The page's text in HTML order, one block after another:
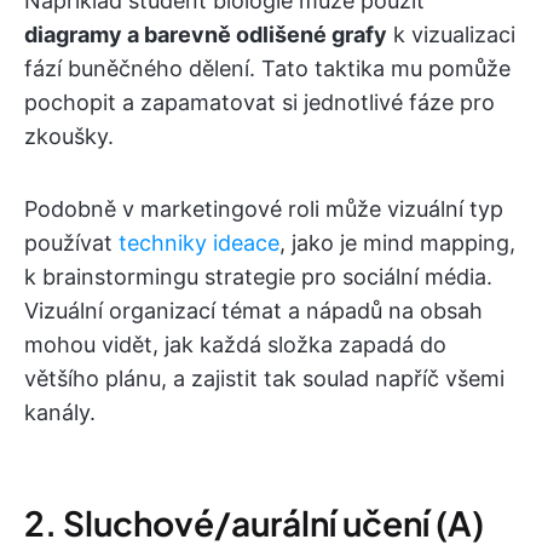
diagramy a barevně odlišené grafy k vizualizaci
fází buněčného dělení. Tato taktika mu pomůže
pochopit a zapamatovat si jednotlivé fáze pro
zkoušky.
Podobně v marketingové roli může vizuální typ
používat techniky ideace, jako je mind mapping,
k brainstormingu strategie pro sociální média.
Vizuální organizací témat a nápadů na obsah
mohou vidět, jak každá složka zapadá do
většího plánu, a zajistit tak soulad napříč všemi
kanály.
2. Sluchové/aurální učení (A)